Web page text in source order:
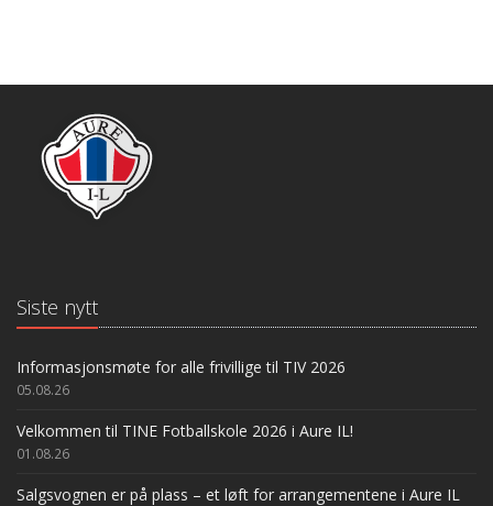
Siste nytt
Informasjonsmøte for alle frivillige til TIV 2026
05.08.26
Velkommen til TINE Fotballskole 2026 i Aure IL!
01.08.26
Salgsvognen er på plass – et løft for arrangementene i Aure IL